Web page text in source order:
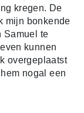
kregen. De
mijn bonkende
Samuel te
kunnen
overgeplaatst
nogal een